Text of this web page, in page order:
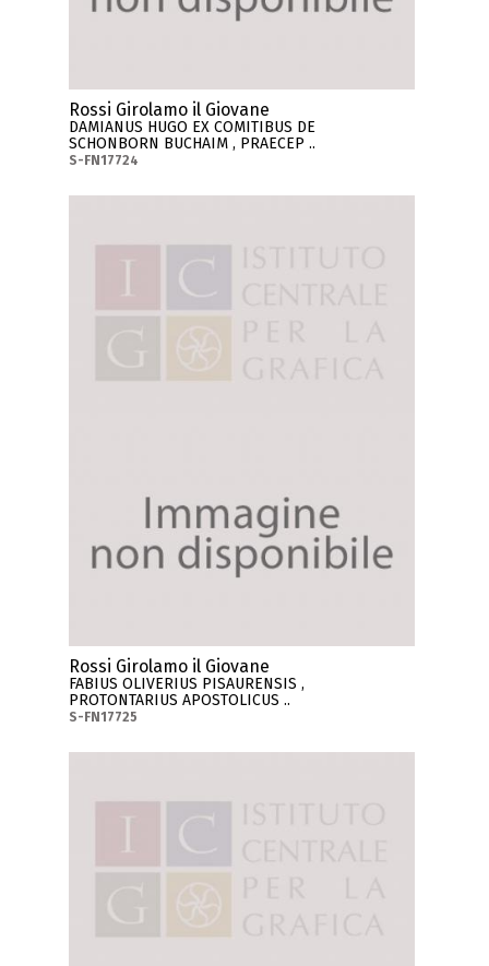
Rossi Girolamo il Giovane
DAMIANUS HUGO EX COMITIBUS DE
SCHONBORN BUCHAIM , PRAECEP ..
S-FN17724
Rossi Girolamo il Giovane
FABIUS OLIVERIUS PISAURENSIS ,
PROTONTARIUS APOSTOLICUS ..
S-FN17725